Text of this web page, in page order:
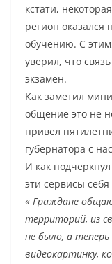
кстати,
регион оказался
обучению. С
уверил, что
экзамен.
Как заметил
общение это не
привел
губернатора с
И как
эти сервисы
« Граждане
территорий, из
не было, а
видеокартинку,